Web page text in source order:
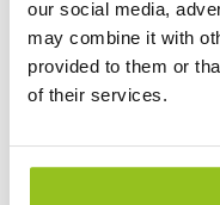
our social media,
may combine it with
provided to them or
of their services.
Certos er en effektiv
34.560 lumen (+/- 10%).
forskjellige applikasjoner.
objektivoptikk, og IK08
FAQ – Forkortelser og